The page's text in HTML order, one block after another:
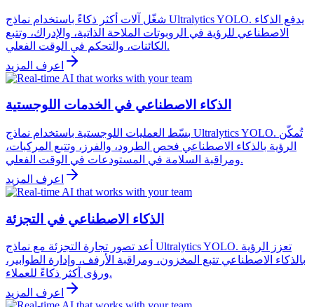
شغّل آلات أكثر ذكاءً باستخدام نماذج Ultralytics YOLO. يدفع الذكاء
الاصطناعي للرؤية في الروبوتات الملاحة الذاتية، والإدراك، وتتبع
الكائنات، والتحكم في الوقت الفعلي.
اعرف المزيد
الذكاء الاصطناعي في الخدمات اللوجستية
بسّط العمليات اللوجستية باستخدام نماذج Ultralytics YOLO. تُمكّن
الرؤية بالذكاء الاصطناعي فحص الطرود، والفرز، وتتبع المركبات،
ومراقبة السلامة في المستودعات في الوقت الفعلي.
اعرف المزيد
الذكاء الاصطناعي في التجزئة
أعد تصور تجارة التجزئة مع نماذج Ultralytics YOLO. تعزز الرؤية
بالذكاء الاصطناعي تتبع المخزون، ومراقبة الأرفف، وإدارة الطوابير،
ورؤى أكثر ذكاءً للعملاء.
اعرف المزيد